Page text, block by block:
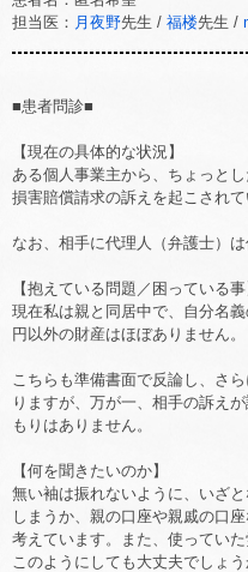
担当医： 月夜野先生 / 福楼先生 /
■患者問診■
【現在の具体的な状況】
ある個人事業主から、ちょっと
損害賠償請求の訴えを起こされて
なお、相手に代理人（弁護士）は
【抱えている問題／困っている事
現在私は親と同居中で、自分名
円以外の財産はほぼありません。
こちらも準備書面で反論し、さ
りますが、万が一、相手の訴え
もりはありません。
【何を聞きたいのか】
無い袖は振れないように、いざ
しまうか、親の口座や親戚の口
考えています。また、使ってい
このようにしても大丈夫でしょう